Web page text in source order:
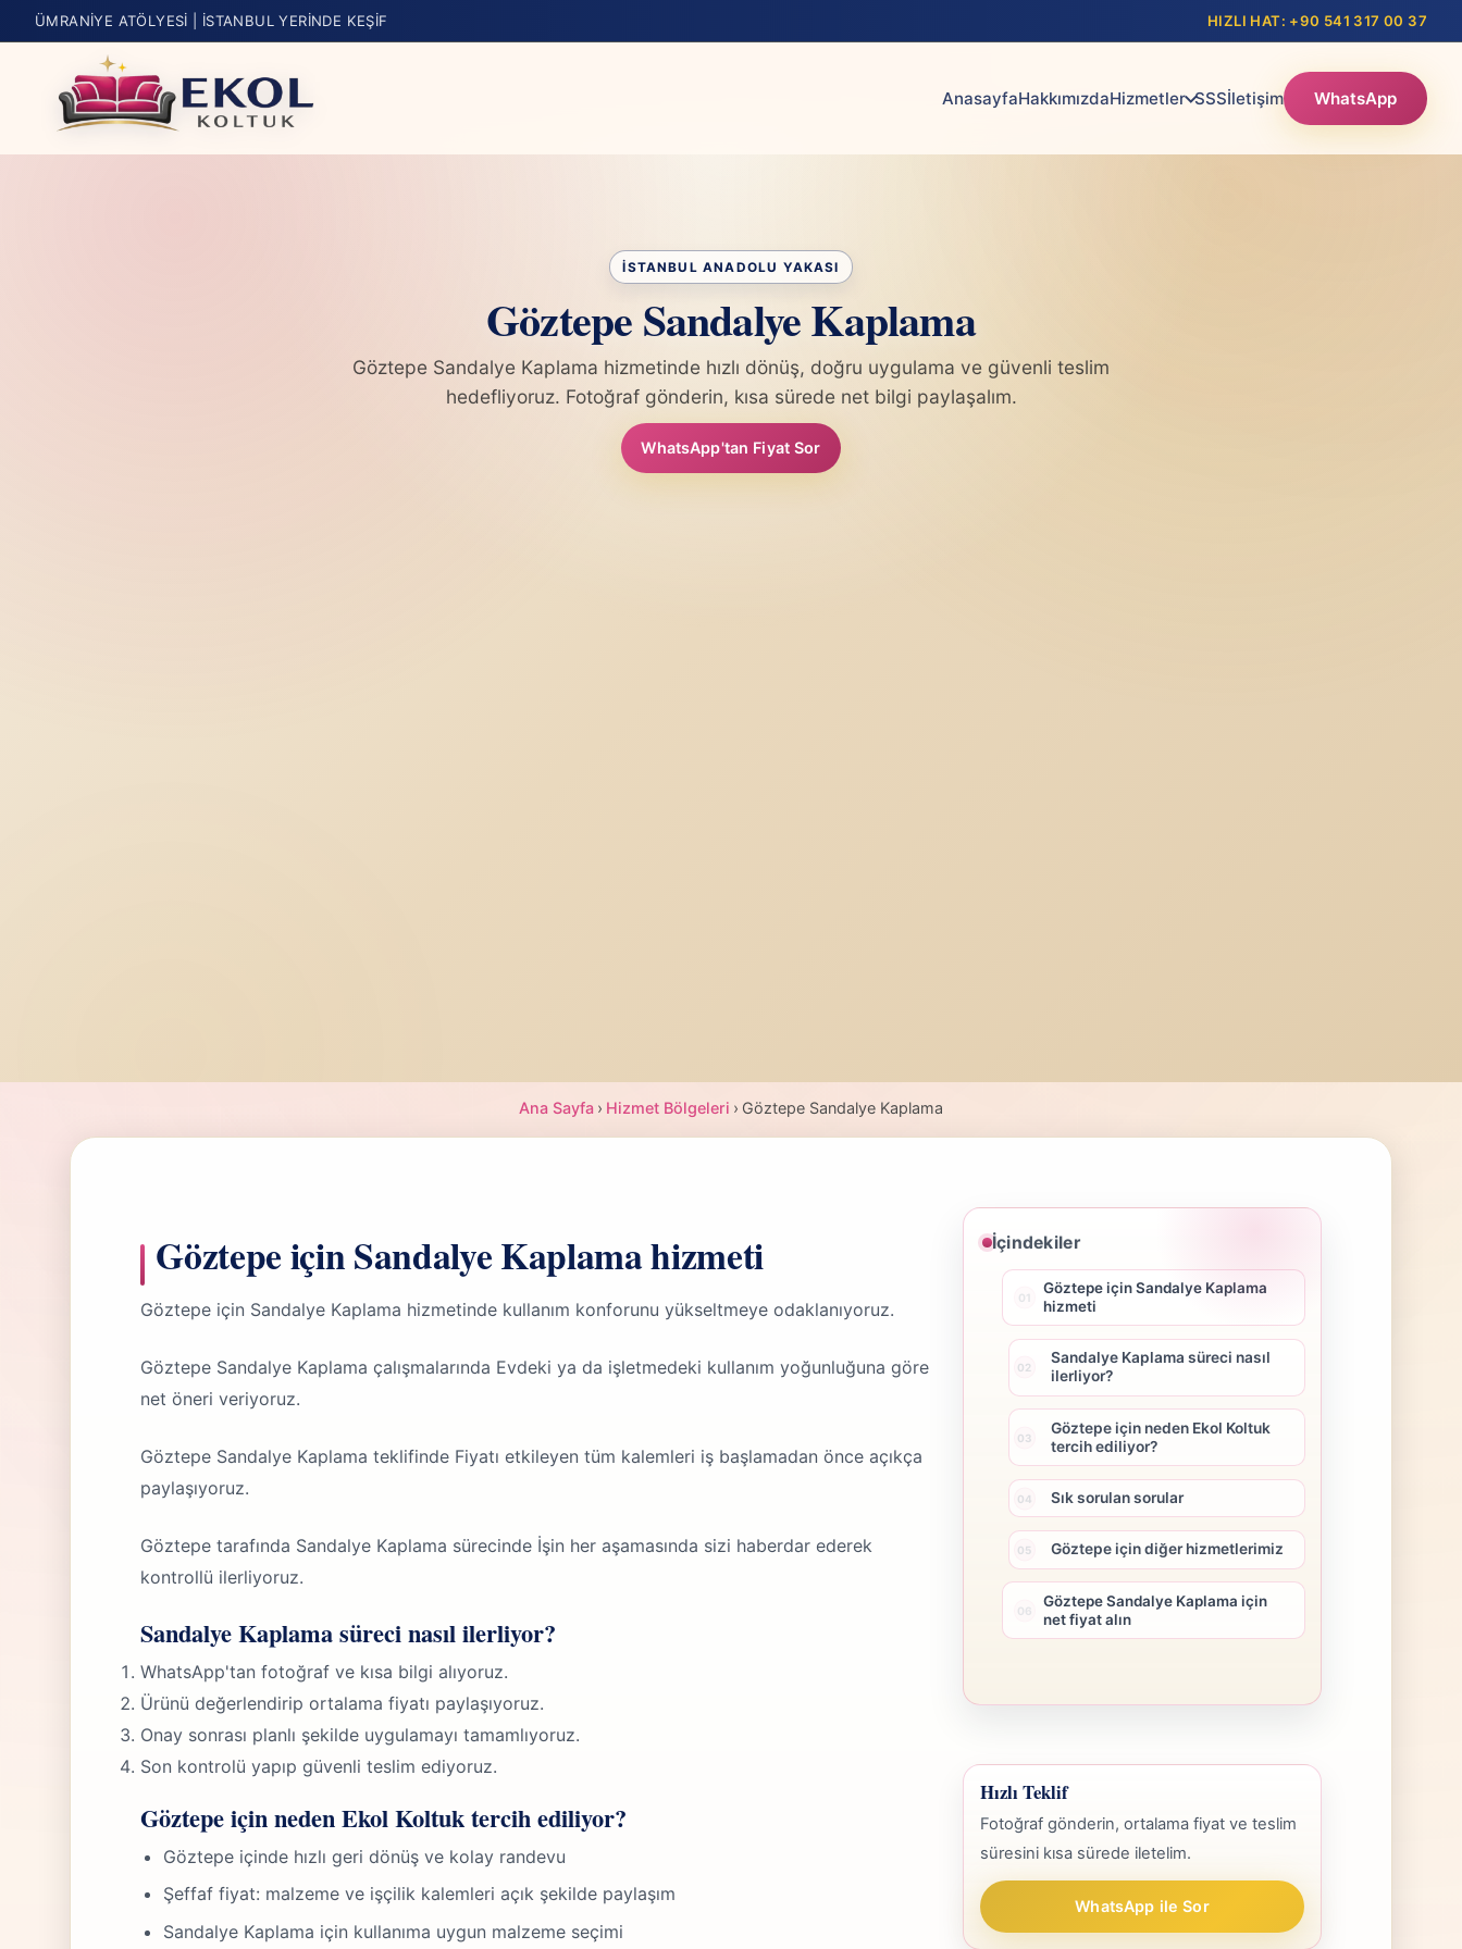
ÜMRANIYE ATÖLYESI | İSTANBUL YERINDE KEŞIF HIZLI HAT: +90 541 317 00 37
AnasayfaHakkımızdaHizmetler SSSİletişim WhatsApp
Göztepe Sandalye Kaplama
Göztepe Sandalye Kaplama hizmetinde hızlı dönüş, doğru uygulama ve güvenli teslim
hedefliyoruz. Fotoğraf gönderin, kısa sürede net bilgi paylaşalım.
WhatsApp'tan Fiyat Sor
Ana Sayfa › Hizmet Bölgeleri › Göztepe Sandalye Kaplama
Göztepe için Sandalye Kaplama hizmeti
Göztepe için Sandalye Kaplama hizmetinde kullanım konforunu yükseltmeye odaklanıyoruz.
Göztepe Sandalye Kaplama çalışmalarında Evdeki ya da işletmedeki kullanım yoğunluğuna göre
net öneri veriyoruz.
Göztepe Sandalye Kaplama teklifinde Fiyatı etkileyen tüm kalemleri iş başlamadan önce açıkça
paylaşıyoruz.
Göztepe tarafında Sandalye Kaplama sürecinde İşin her aşamasında sizi haberdar ederek
kontrollü ilerliyoruz.
Sandalye Kaplama süreci nasıl ilerliyor?
WhatsApp'tan fotoğraf ve kısa bilgi alıyoruz.
Ürünü değerlendirip ortalama fiyatı paylaşıyoruz.
Onay sonrası planlı şekilde uygulamayı tamamlıyoruz.
Son kontrolü yapıp güvenli teslim ediyoruz.
Göztepe için neden Ekol Koltuk tercih ediliyor?
Göztepe içinde hızlı geri dönüş ve kolay randevu
Şeffaf fiyat: malzeme ve işçilik kalemleri açık şekilde paylaşım
Sandalye Kaplama için kullanıma uygun malzeme seçimi
İçindekiler
Göztepe için Sandalye Kaplama
hizmeti
Sandalye Kaplama süreci nasıl
ilerliyor?
Göztepe için neden Ekol Koltuk
tercih ediliyor?
Sık sorulan sorular
Göztepe için diğer hizmetlerimiz
Göztepe Sandalye Kaplama için
net fiyat alın
Hızlı Teklif
Fotoğraf gönderin, ortalama fiyat ve teslim
süresini kısa sürede iletelim.
WhatsApp ile Sor